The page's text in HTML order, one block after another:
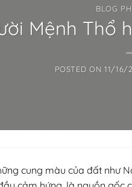
BLOG
Mệnh Thổ
POSTED ON 11/16/
cung màu của đất như